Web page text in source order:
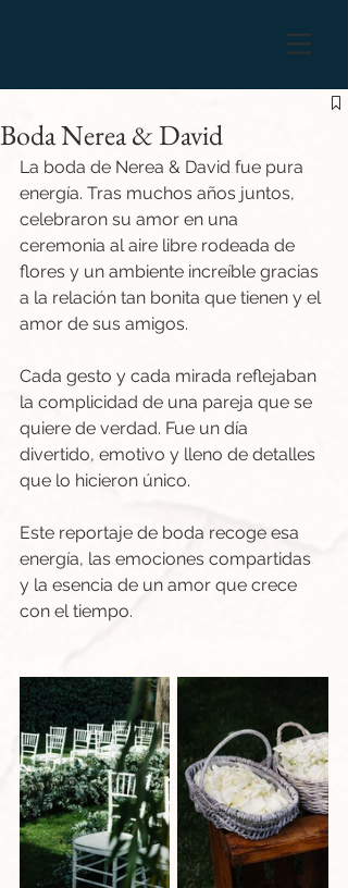
Boda Nerea & David
La boda de Nerea & David fue pura
energía. Tras muchos años juntos,
celebraron su amor en una
ceremonia al aire libre rodeada de
flores y un ambiente increíble gracias
a la relación tan bonita que tienen y el
amor de sus amigos.
Cada gesto y cada mirada reflejaban
la complicidad de una pareja que se
quiere de verdad. Fue un día
divertido, emotivo y lleno de detalles
que lo hicieron único.
Este reportaje de boda recoge esa
energía, las emociones compartidas
y la esencia de un amor que crece
con el tiempo.